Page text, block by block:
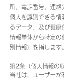
所，電話番号，連絡
個人を識別できる情
るデータ，及び健康
情報単体から特定の
別情報）を指します。
第2条（個人情報の
当社は，ユーザーが